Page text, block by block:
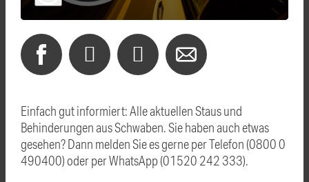
Einfach gut informiert: Alle aktuellen Staus und
Behinderungen aus Schwaben. Sie haben auch etwas
gesehen? Dann melden Sie es gerne per Telefon (0800 0
490400) oder per WhatsApp (01520 242 333).